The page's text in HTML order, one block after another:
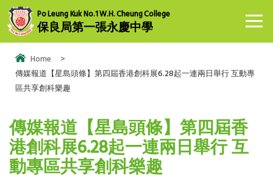
Po Leung Kuk No.1 W.H. Cheung College
保良局第一張永慶中學
Home
>
傳媒報道【星島頭條】第四屆香港創科展6.28起一連兩日舉行 互動專
區共享創科樂趣
傳媒報道【星島頭條】第四屆香
港創科展6.28起一連兩日舉行 互
動專區共享創科樂趣